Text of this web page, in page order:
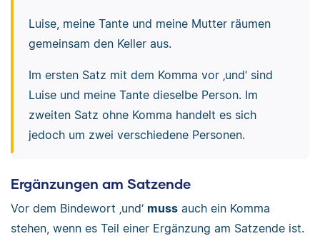
Luise, meine Tante und meine Mutter räumen
gemeinsam den Keller aus.
Im ersten Satz mit dem Komma vor ‚und‘ sind
Luise und meine Tante dieselbe Person. Im
zweiten Satz ohne Komma handelt es sich
jedoch um zwei verschiedene Personen.
Ergänzungen am Satzende
Vor dem Bindewort ‚und‘ muss auch ein Komma
stehen, wenn es Teil einer Ergänzung am Satzende ist.